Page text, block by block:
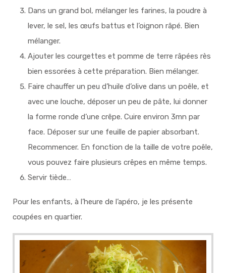
Dans un grand bol, mélanger les farines, la poudre à
lever, le sel, les œufs battus et l’oignon râpé. Bien
mélanger.
Ajouter les courgettes et pomme de terre râpées rès
bien essorées à cette préparation. Bien mélanger.
Faire chauffer un peu d’huile d’olive dans un poêle, et
avec une louche, déposer un peu de pâte, lui donner
la forme ronde d’une crêpe. Cuire environ 3mn par
face. Déposer sur une feuille de papier absorbant.
Recommencer. En fonction de la taille de votre poêle,
vous pouvez faire plusieurs crêpes en même temps.
Servir tiède…
Pour les enfants, à l’heure de l’apéro, je les présente
coupées en quartier.